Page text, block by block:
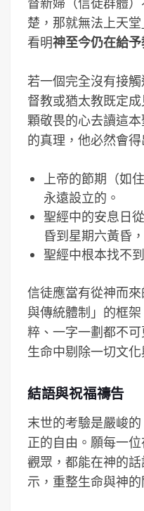
督新婦（信徒群體
楚，那就無法上天
看明神至今仍在給
若一個完全沒有接
督教或猶太教既定
顆敬畏的心去讀這
的真理，他必然會
上帝的節期（如
永遠設立的。
聖經中的安息日
昏到星期六黃昏
聖經中根本找不
信徒應當有從神而
與傳統體制」的框
粹、一字一劃都不
生命中剔除一切文化
結語與祝福禱告
末世的考驗是嚴峻
正的自由。願每一
觀眾，都能在神的
示，重整生命與神的